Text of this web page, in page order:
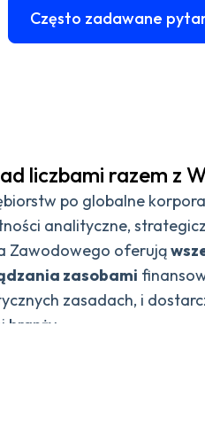
Często zadawane
liczbami razem z
po globalne
analityczne,
Zawodowego oferują
zasobami
zasadach, i
branży.
finansowymi, które